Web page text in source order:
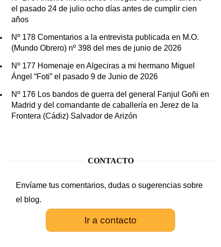
el pasado 24 de julio ocho días antes de cumplir cien
años
Nº 178 Comentarios a la entrevista publicada en M.O.
(Mundo Obrero) nº 398 del mes de junio de 2026
Nº 177 Homenaje en Algeciras a mi hermano Miguel
Ángel “Foti” el pasado 9 de Junio de 2026
Nº 176 Los bandos de guerra del general Fanjul Goñi en
Madrid y del comandante de caballería en Jerez de la
Frontera (Cádiz) Salvador de Arizón
CONTACTO
Envíame tus comentarios, dudas o sugerencias sobre
el blog.
Ir a contacto